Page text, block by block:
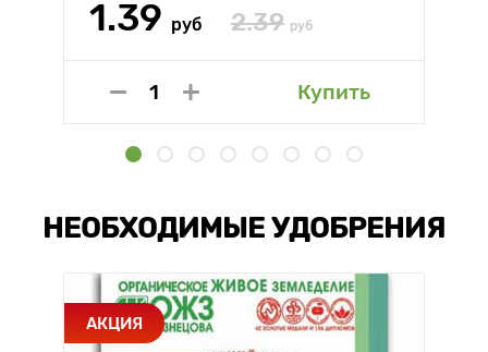
1.39 руб 2.39 руб
Купить
НЕОБХОДИМЫЕ УДОБРЕНИЯ
АКЦИЯ